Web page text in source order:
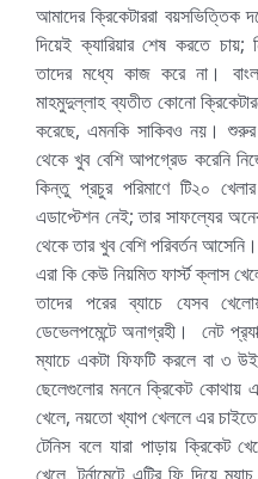
আমাদের ক্রিকেটাররা
দিয়েই ক্যারিয়ার শেষ করতে
তাদের মধ্যে কাজ করে না।
মাহমুদুল্লাহ ব্যতীত কোনো
করেছে, এমনকি সাকিবও নয়। শুরুর
থেকে খুব বেশি আপগ্রেড করেনি
কিন্তু প্রচুর পরিমাণে টি২০
এডাপ্টেশন নেই; তার সাফল্যের
থেকে তার খুব বেশি পরিবর্তন আসেনি।
এরা কি কেউ নিয়মিত ফার্স্ট ক্লাস
তাদের পরের ব্যাচে যেসব
ডেভেলপমেন্টে অনাগ্রহী। নেট
ম্যাচে একটা ফিফটি করলে বা ৩
ছেলেগুলোর মননে ক্রিকেট কোথায়
খেলে, নয়তো খ্যাপ খেললে এর
টেনিস বলে যারা পাড়ায় ক্রিকেট